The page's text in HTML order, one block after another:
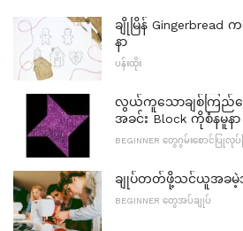
ချိုမြိန်
နာ
ပန်းထိုး
လွယ်ကူသောချစ်ကြည်ရ
အခင်း Block ကိုစံနမူနာ
BEGINNER တွေဂွမ်းစောင်ပြုလုပ်
ချုပ်တတ်ဖို့သင်ယူအခမဲ့အ
BEGINNER တွေအပ်ချုပ်